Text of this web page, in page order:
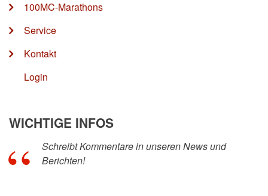
100MC-Marathons
Service
Kontakt
Login
WICHTIGE INFOS
Schreibt Kommentare in unseren News und
Berichten!